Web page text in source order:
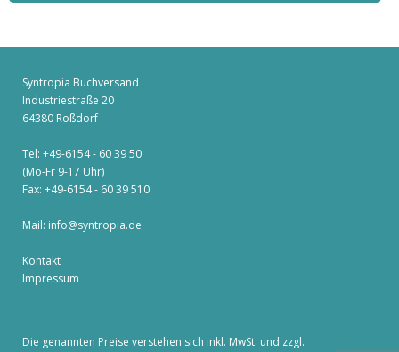
Syntropia Buchversand
Industriestraße 20
64380 Roßdorf
Tel: +49-6154 - 60 39 50
(Mo-Fr 9-17 Uhr)
Fax: +49-6154 - 60 39 510
Mail: info@syntropia.de
Kontakt
Impressum
Die genannten Preise verstehen sich inkl. MwSt. und zzgl.